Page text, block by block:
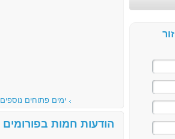
ימים פתוחים נוספים
הודעות חמות בפורומים